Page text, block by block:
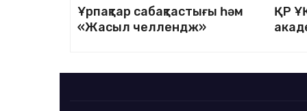
Ұрпақтар сабақтастығы һәм
«Жасыл челлендж»
ҚР